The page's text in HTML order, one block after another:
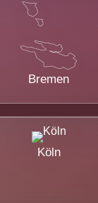
Bremen
Köln